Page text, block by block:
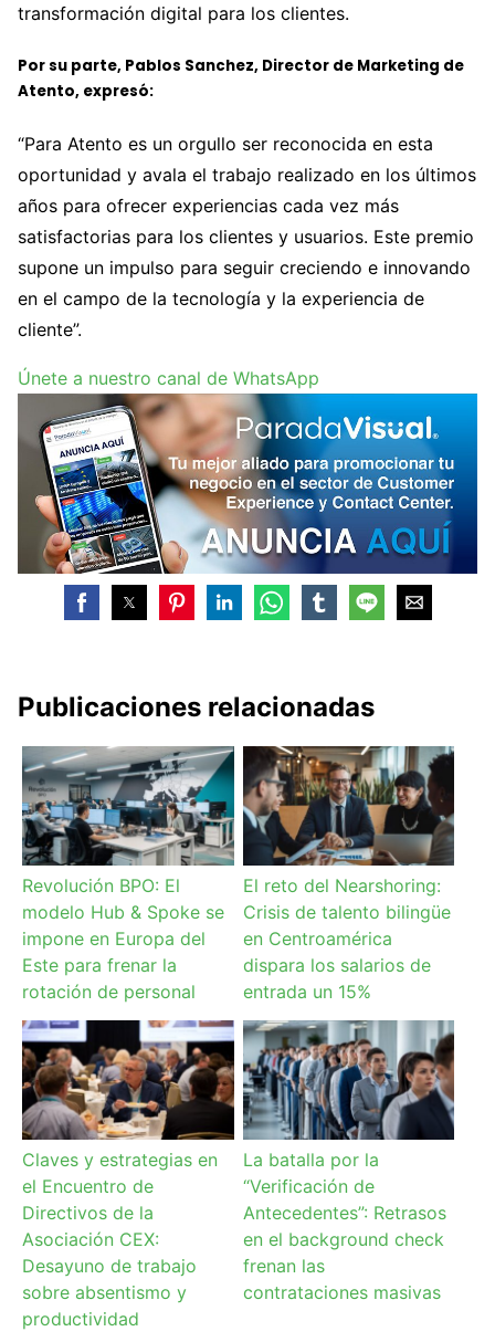
transformación digital para los clientes.
Por su parte, Pablos Sanchez, Director de Marketing de
Atento, expresó:
“Para Atento es un orgullo ser reconocida en esta
oportunidad y avala el trabajo realizado en los últimos
años para ofrecer experiencias cada vez más
satisfactorias para los clientes y usuarios. Este premio
supone un impulso para seguir creciendo e innovando
en el campo de la tecnología y la experiencia de
cliente”.
Únete a nuestro canal de WhatsApp
Publicaciones relacionadas
Revolución BPO: El
modelo Hub & Spoke se
impone en Europa del
Este para frenar la
rotación de personal
El reto del Nearshoring:
Crisis de talento bilingüe
en Centroamérica
dispara los salarios de
entrada un 15%
Claves y estrategias en
el Encuentro de
Directivos de la
Asociación CEX:
Desayuno de trabajo
sobre absentismo y
productividad
La batalla por la
“Verificación de
Antecedentes”: Retrasos
en el background check
frenan las
contrataciones masivas